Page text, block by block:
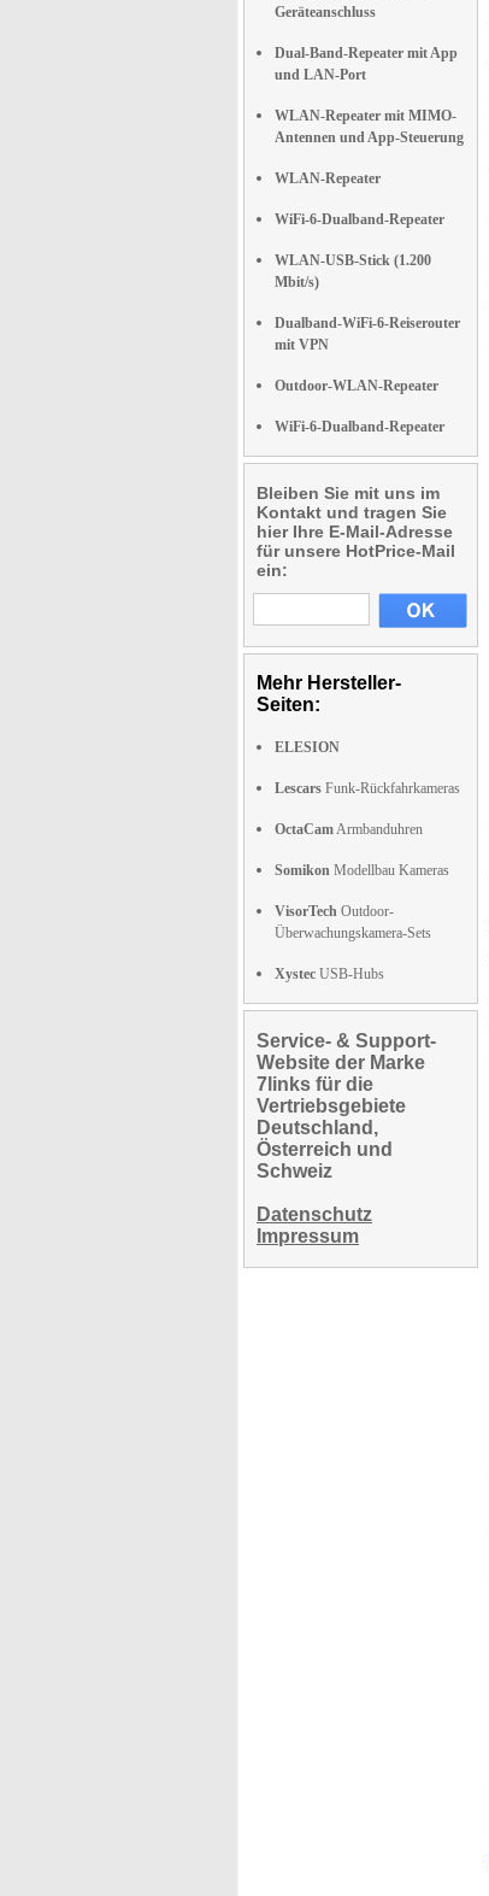
Geräteanschluss
Dual-Band-Repeater mit App
und LAN-Port
WLAN-Repeater mit MIMO-
Antennen und App-Steuerung
WLAN-Repeater
WiFi-6-Dualband-Repeater
WLAN-USB-Stick (1.200
Mbit/s)
Dualband-WiFi-6-Reiserouter
mit VPN
Outdoor-WLAN-Repeater
WiFi-6-Dualband-Repeater
Bleiben Sie mit uns im
Kontakt und tragen Sie
hier Ihre E-Mail-Adresse
für unsere HotPrice-Mail
ein:
Mehr Hersteller-
Seiten:
ELESION
Lescars Funk-Rückfahrkameras
OctaCamArmbanduhren
Somikon Modellbau Kameras
VisorTech Outdoor-
Überwachungskamera-Sets
Xystec USB-Hubs
Service- & Support-
Website der Marke
7links für die
Vertriebsgebiete
Deutschland,
Österreich und
Schweiz
Datenschutz
Impressum